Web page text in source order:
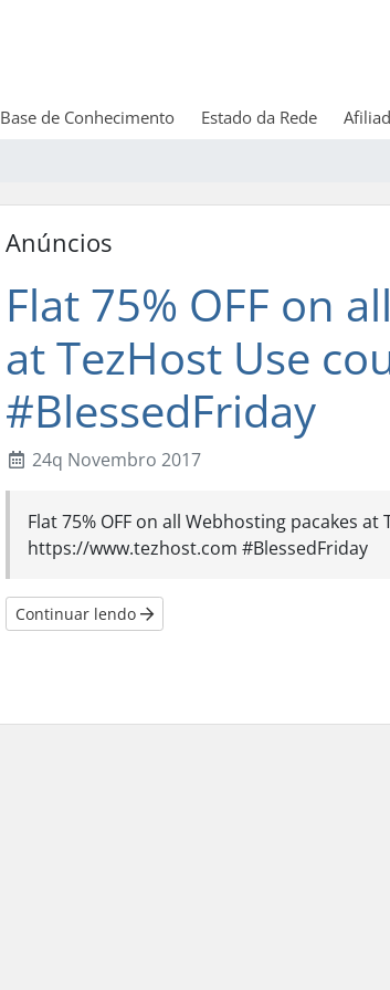
Base de Conhecimento Estado da Rede
Anúncios
Flat 75% OFF on
at TezHost Use
#BlessedFriday
24q Novembro 2017
Flat 75% OFF on all Webhosting pacakes
https://www.tezhost.com #BlessedFriday
Continuar lendo